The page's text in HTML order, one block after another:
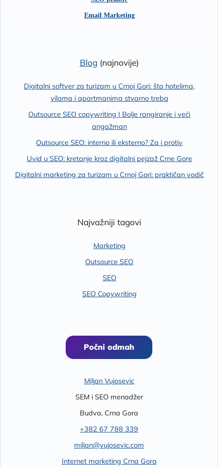
Email Marketing
Blog(najnovije)
Digitalni softver za turizam u Crnoj Gori: šta hotelima,
vilama i apartmanima stvarno treba
Outsource SEO copywriting | Bolje rangiranje i veći
angažman
Outsource SEO: interno ili eksterno? Za i protiv
Uvid u SEO: kretanje kroz digitalni pejzaž Crne Gore
Digitalni marketing za turizam u Crnoj Gori: praktičan vodič
Najvažniji tagovi
Marketing
Outsource SEO
SEO
SEO Copywriting
Počni odmah
Miljan Vujosevic
SEM i SEO menadžer
Budva, Crna Gora
+382 67 788 339
miljan@vujosevic.com
Internet marketing Crna Gora